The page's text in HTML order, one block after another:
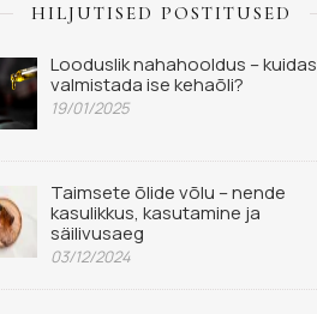
HILJUTISED POSTITUSED
Looduslik nahahooldus – kuidas
valmistada ise kehaõli?
19/01/2025
Taimsete õlide võlu – nende
kasulikkus, kasutamine ja
säilivusaeg
03/12/2024